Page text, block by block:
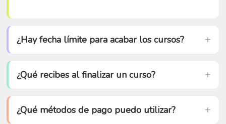
¿Hay fecha límite para acabar los cursos?
¿Qué recibes al finalizar un curso?
¿Qué métodos de pago puedo utilizar?